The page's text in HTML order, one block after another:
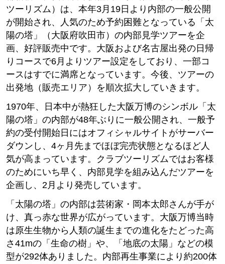
ツーリズム）は、本年3月19日より内部の一般公開
が開始され、人気のため予約困難となっている「太
陽の塔」（大阪府吹田市）の内部見学ツアーを企
画、好評販売中です。大阪および名古屋出発の日帰
りコースで6月よりツアー設定をしており、一部コ
ースはすでに満席となっています。今後、ツアーの
出発地（販売エリア）を順次拡大していきます。
1970年、日本中が熱狂した大阪万博のシンボル「太
陽の塔」の内部が48年ぶりに一般公開され、一般予
約の受付開始日にはオフィシャルサイトがサーバー
ダウンし、4ヶ月先までほぼ完売状態となるほど人
気が高まっています。クラブツーリズムではお客様
のためにいち早く、内部見学を組み込んだツアーを
企画し、2月より発売しています。
「太陽の塔」の内部は芸術家・岡本太郎さんが手が
け、真っ赤な世界が広がっています。大阪万博当時
は原生生物から人類の誕生までの進化をたどった高
さ41mの「生命の樹」や、「地底の太陽」などの模
型が292体ありました。内部再生事業により約200体